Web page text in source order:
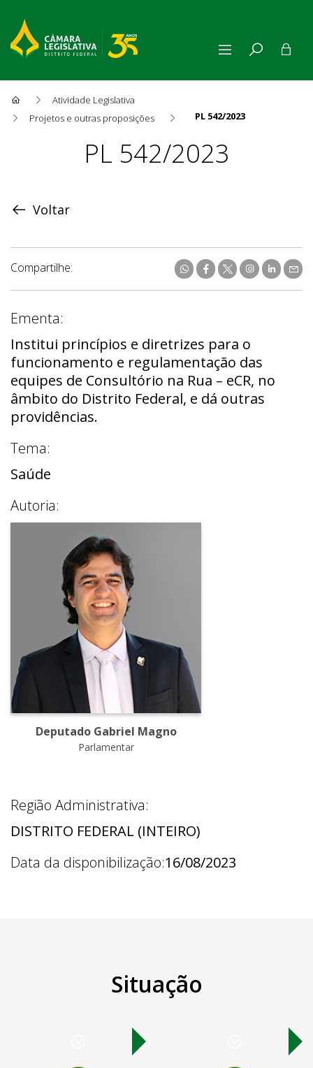
Atividade Legislativa
Projetos e outras proposições
PL 542/2023
ProposiçãoPL 542/2023
Voltar
Compartilhe:
Ementa:
Institui princípios e diretrizes para o
funcionamento e regulamentação das
equipes de Consultório na Rua – eCR, no
âmbito do Distrito Federal, e dá outras
providências.
Tema:
Saúde
Autoria:
Deputado Gabriel Magno
Parlamentar
Região Administrativa:
DISTRITO FEDERAL (INTEIRO)
Data da disponibilização:16/08/2023
Situação